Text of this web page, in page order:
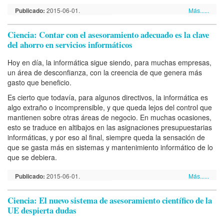
Publicado: 2015-06-01. Más......
Ciencia: Contar con el asesoramiento adecuado es la clave
del ahorro en servicios informáticos
Hoy en día, la informática sigue siendo, para muchas empresas,
un área de desconfianza, con la creencia de que genera más
gasto que beneficio.
Es cierto que todavía, para algunos directivos, la informática es
algo extraño o incomprensible, y que queda lejos del control que
mantienen sobre otras áreas de negocio. En muchas ocasiones,
esto se traduce en altibajos en las asignaciones presupuestarias
informáticas, y por eso al final, siempre queda la sensación de
que se gasta más en sistemas y mantenimiento informático de lo
que se debiera.
Publicado: 2015-06-01. Más......
Ciencia: El nuevo sistema de asesoramiento científico de la
UE despierta dudas